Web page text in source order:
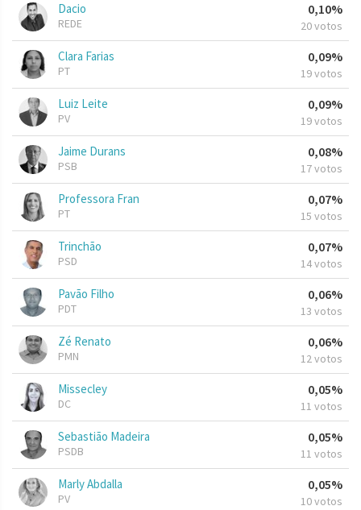
Dacio
REDE
0,10%
20 votos
Clara Farias
PT
0,09%
19 votos
Luiz Leite
PV
0,09%
19 votos
Jaime Durans
PSB
0,08%
17 votos
Professora Fran
PT
0,07%
15 votos
Trinchão
PSD
0,07%
14 votos
Pavão Filho
PDT
0,06%
13 votos
Zé Renato
PMN
0,06%
12 votos
Missecley
DC
0,05%
11 votos
Sebastião Madeira
PSDB
0,05%
11 votos
Marly Abdalla
PV
0,05%
10 votos